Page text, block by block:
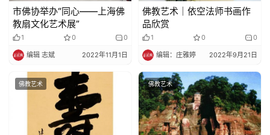
市佛协举办“同心——上海佛
教扇文化艺术展”
1 0 0
编辑 志斌 2022年11月1日
佛教艺术｜依空法师书画作
品欣赏
1 0 0
编辑：庄雅婷 2022年9月21日
佛教艺术 佛教艺术